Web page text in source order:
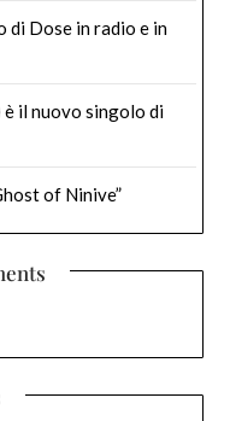
di Dose in radio e in
è il nuovo singolo di
of Ninive”